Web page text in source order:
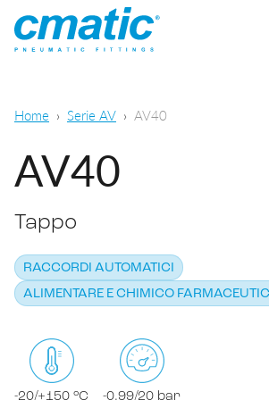
Raccordi automatici
Raccordi a calzamento
Raccordi standard
Pneumatica generale
Alimentare e chimico-
Lubrificazione
Cmatic Lab
Qualità
Rete Vendita
SCARICA CATALOGO
Home Serie AV AV40
AV40
Tappo
RACCORDI AUTOMATICI
ALIMENTARE E CHIMICO
-20/+150 °C -0,99/20 bar